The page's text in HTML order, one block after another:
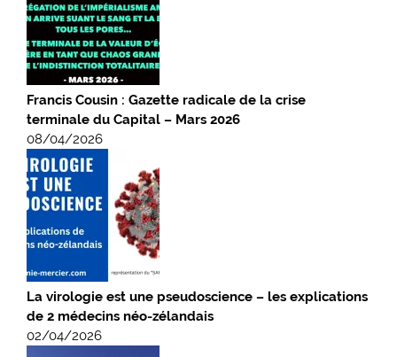
Francis Cousin : Gazette radicale de la crise
terminale du Capital – Mars 2026
08/04/2026
La virologie est une pseudoscience – les explications
de 2 médecins néo-zélandais
02/04/2026